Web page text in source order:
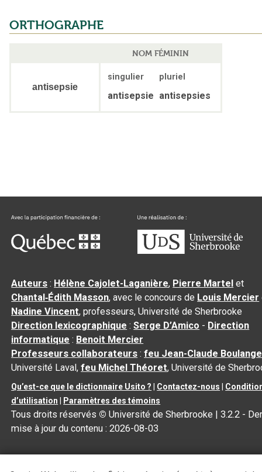
ORTHOGRAPHE
NOM FÉMININ
antisepsie
singulier pluriel
antisepsie antisepsies
Auteurs : Hélène Cajolet-Laganière, Pierre Martel et
Chantal‑Édith Masson, avec le concours de Louis Mercier
Nadine Vincent, professeurs, Université de Sherbrooke
Direction lexicographique :Serge D’Amico - Direction
informatique : Benoit Mercier
Professeurs collaborateurs :feu Jean-Claude
Université Laval,feu Michel Théoret, Université de
Qu’est-ce que le dictionnaire Usito ? | Contactez-nous |
d’utilisation | Paramètres des témoins
Tous droits réservés © Université de Sherbrooke |3.2.2 -
mise à jour du contenu :2026-08-03